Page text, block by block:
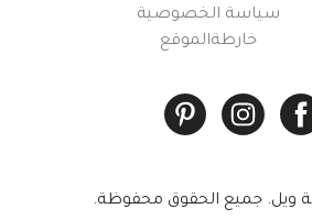
سياسة الخصوصية
خارطةالموقع